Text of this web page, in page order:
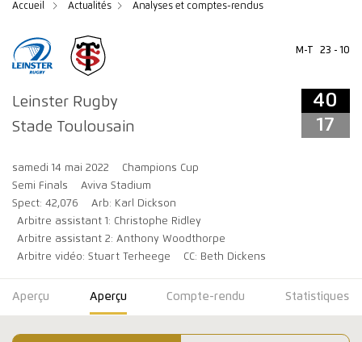
Accueil Actualités Analyses et comptes-rendus
Leinster Rugby
Stade Toulousain
M-T 23 - 10
40
17
samedi 14 mai 2022
Champions Cup
Semi Finals
Aviva Stadium
Spect: 42,076
Arb: Karl Dickson
Arbitre assistant 1: Christophe Ridley
Arbitre assistant 2: Anthony Woodthorpe
Arbitre vidéo: Stuart Terheege
CC: Beth Dickens
Aperçu Aperçu Compte-rendu Statistiques